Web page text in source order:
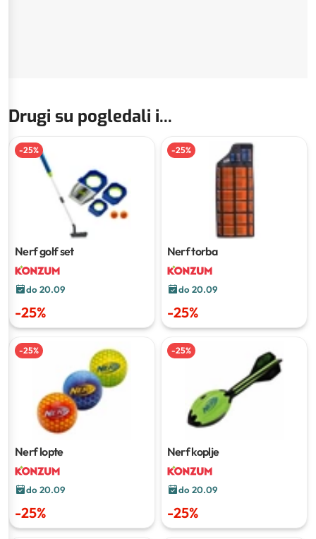
Drugi su pogledali i...
-25%
Nerf golf set
do 20.09
-25%
-25%
Nerf torba
do 20.09
-25%
-25%
Nerf lopte
do 20.09
-25%
-25%
Nerf koplje
do 20.09
-25%